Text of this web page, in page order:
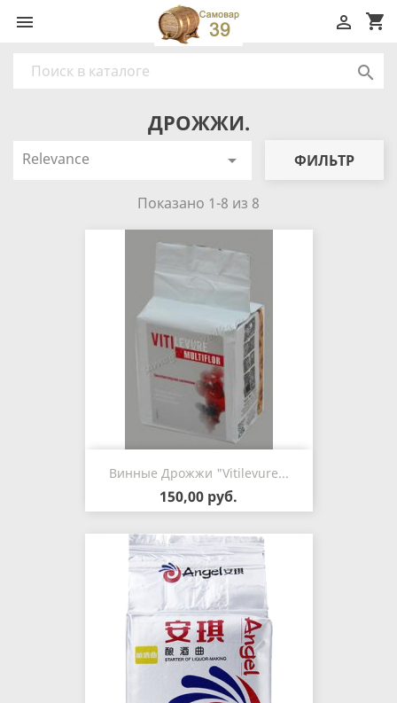
 shopping_cart


ДРОЖЖИ.
Relevance  ФИЛЬТР
Показано 1-8 из 8
Винные Дрожжи "Vitilevure...
150,00 руб.